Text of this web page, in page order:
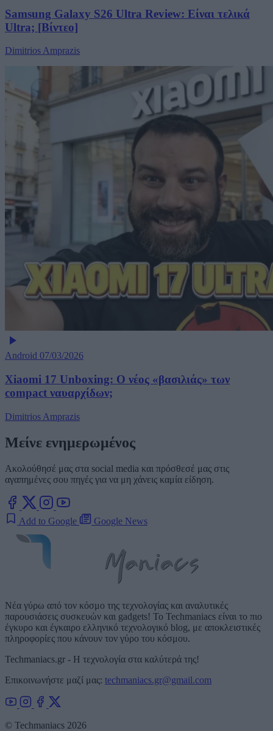
Samsung Galaxy S26 Ultra Review: Είναι τελικά
Ultra; [Βίντεο]
Dimitrios Amprazis
Android 07/03/2026
Xiaomi 17 Unboxing: Ο νέος «βασιλιάς» των
compact ναυαρχίδων;
Dimitrios Amprazis
Μείνε ενημερωμένος
Ακολούθησέ μας στα social media και πρόσθεσέ μας στις
αγαπημένες σου πηγές για να μη χάνεις καμία είδηση.
Add to Google Google News
Νέα γύρω από τον κόσμο της τεχνολογίας και αναλυτικές
παρουσιάσεις συσκευών και gadgets! Το Techmaniacs είναι το πιο
έγκυρο και έγκαιρο ελληνικό τεχνολογικό blog, με αποκλειστικές
πληροφορίες που κάνουν τον γύρο του κόσμου.
Techmaniacs.gr - Η τεχνολογία στα καλύτερά της!
Επικοινωνήστε μαζί μας: techmaniacs.gr@gmail.com
© Techmaniacs 2026